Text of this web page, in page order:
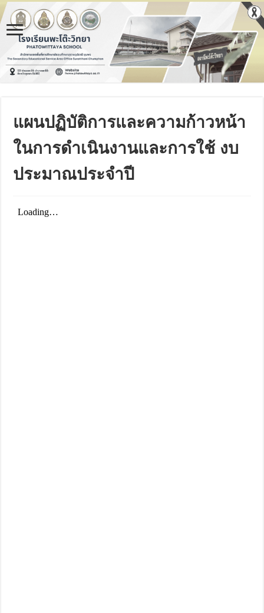
แผนปฏิบัติการและความก้าวหน้า
ในการดําเนินงานและการใช้ งบ
ประมาณประจําปี